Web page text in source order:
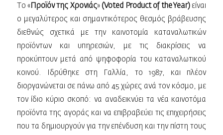
Το « Προϊόν της Χρονιάς» (Voted Product of the Year)είναι
ο μεγαλύτερος και σημαντικότερος θεσμός βράβευσης
διεθνώς σχετικά με την καινοτομία καταναλωτικών
προϊόντων και υπηρεσιών, με τις διακρίσεις να
προκύπτουν μετά από ψηφοφορία του καταναλωτικού
κοινού. Ιδρύθηκε στη Γαλλία, το 1987, και πλέον
διοργανώνεται σε πάνω από 45 χώρες ανά τον κόσμο, με
τον ίδιο κύριο σκοπό: να αναδεικνύει τα νέα καινοτόμα
προϊόντα της αγοράς και να επιβραβεύει τις επιχειρήσεις
που τα δημιουργούν για την επένδυση και την πίστη τους